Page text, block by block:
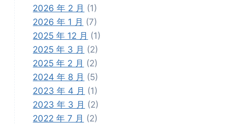
2026 年 2 月 (1)
2026 年 1 月 (7)
2025 年 12 月 (1)
2025 年 3 月 (2)
2025 年 2 月 (2)
2024 年 8 月 (5)
2023 年 4 月 (1)
2023 年 3 月 (2)
2022 年 7 月 (2)